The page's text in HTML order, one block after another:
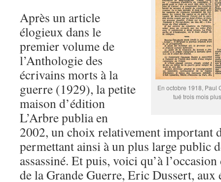
En octobre 1918, Paul
tué trois mois
Après un article
élogieux dans le
premier volume de
l’Anthologie des
écrivains morts à la
guerre (1929), la petite
maison d’édition
L’Arbre publia en
2002, un choix relativement important
permettant ainsi à un plus large public
assassiné. Et puis, voici qu’à
de la Grande Guerre, Eric Dussert,